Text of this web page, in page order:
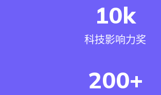
10k
科技影响力奖
200+